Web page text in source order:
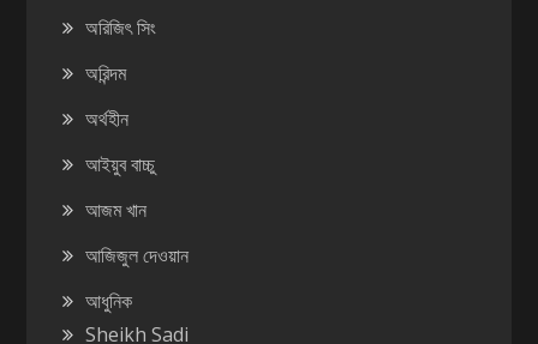
অরিজিৎ সিং
অরিন্দম
অর্থহীন
আইয়ুব বাচ্চু
আজম খান
আজিজুল দেওয়ান
আধুনিক
Sheikh Sadi